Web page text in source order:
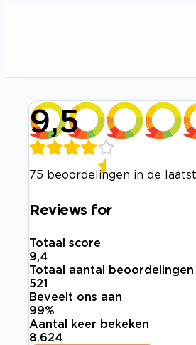
9,5
75 beoordelingen in de
Reviews for
Totaal score
9,4
Totaal aantal beoordelingen
521
Beveelt ons aan
99%
Aantal keer bekeken
8.624